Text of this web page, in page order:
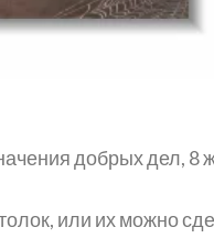
добрых дел, 8
или их можно